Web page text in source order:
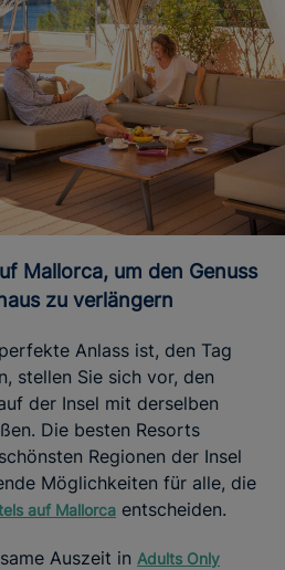
zu verlängern
Anlass ist, den Tag
stellen Sie sich vor, den
der Insel mit derselben
Die besten Resorts
Regionen der Insel
Möglichkeiten für alle, die
auf Mallorca entscheiden.
Auszeit in Adults Only